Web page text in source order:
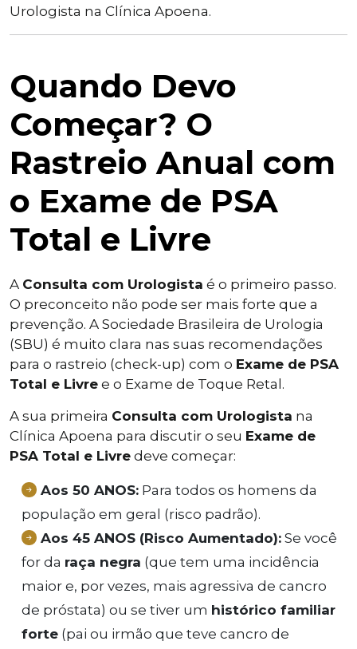
Urologista na Clínica Apoena.
Quando Devo
Começar? O
Rastreio Anual com
o Exame de PSA
Total e Livre
A Consulta com Urologista é o primeiro passo.
O preconceito não pode ser mais forte que a
prevenção. A Sociedade Brasileira de Urologia
(SBU) é muito clara nas suas recomendações
para o rastreio (check-up) com o Exame de PSA
Total e Livre e o Exame de Toque Retal.
A sua primeira Consulta com Urologista na
Clínica Apoena para discutir o seu Exame de
PSA Total e Livre deve começar:
Aos 50 ANOS: Para todos os homens da
população em geral (risco padrão).
Aos 45 ANOS (Risco Aumentado): Se você
for da raça negra (que tem uma incidência
maior e, por vezes, mais agressiva de cancro
de próstata) ou se tiver um histórico familiar
forte (pai ou irmão que teve cancro de